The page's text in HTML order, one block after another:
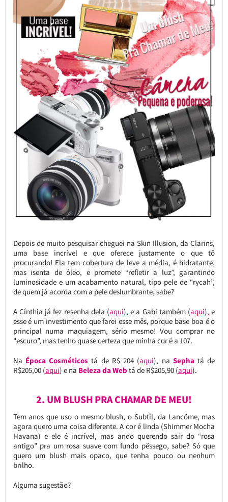
Depois de muito pesquisar cheguei na Skin Illusion, da Clarins,
uma base incrível e que oferece justamente o que tô
procurando! Ela tem cobertura de leve a média, é hidratante,
mas isenta de óleo, e promete “refletir a luz”, garantindo
luminosidade e um acabamento natural, tipo pele de “rycah”,
de quem já acorda com a pele deslumbrante, sabe?
A Cínthia já fez resenha dela (aqui), e a Gabi também (aqui), e
esse é um investimento que farei esse mês, porque base boa é o
principal numa maquiagem, sério mesmo! Vou comprar no
“escuro”, mas tenho quase certeza que minha cor é a 107.
Na Época Cosméticos tá de R$ 204 (aqui), na Sepha tá de
R$205,00 (aqui) e na Beleza da Web tá de R$205,90 (aqui).
2. UM BLUSH PRA CHAMAR DE MEU!
Tem anos que uso o mesmo blush, o Subtil, da Lancôme, mas
agora quero uma coisa diferente. A cor é linda (Shimmer Mocha
Havana) e ele é incrível, mas ando querendo sair do “rosa
antigo” pra um rosa suave com fundo pêssego, sabe? Só que
quero um blush mais opaco, que tenha pouco ou nenhum
brilho.
Alguma sugestão?